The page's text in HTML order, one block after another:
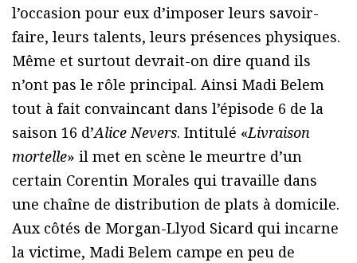
l’occasion pour eux d’imposer leurs savoir-
faire, leurs talents, leurs présences physiques.
Même et surtout devrait-on dire quand ils
n’ont pas le rôle principal. Ainsi Madi Belem
tout à fait convaincant dans l’épisode 6 de la
saison 16 d’Alice Nevers. Intitulé «Livraison
mortelle» il met en scène le meurtre d’un
certain Corentin Morales qui travaille dans
une chaîne de distribution de plats à domicile.
Aux côtés de Morgan-Llyod Sicard qui incarne
la victime, Madi Belem campe en peu de